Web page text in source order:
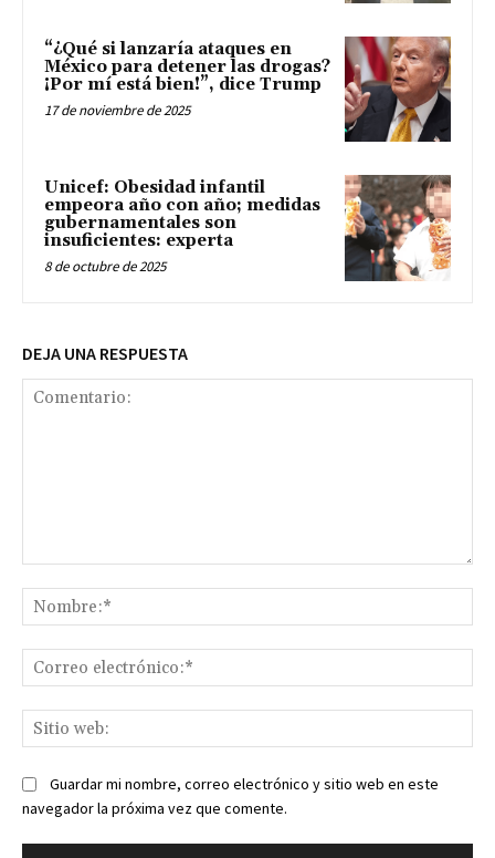
“¿Qué si lanzaría ataques en
México para detener las drogas?
¡Por mí está bien!”, dice Trump
17 de noviembre de 2025
Unicef: Obesidad infantil
empeora año con año; medidas
gubernamentales son
insuficientes: experta
8 de octubre de 2025
DEJA UNA RESPUESTA
Guardar mi nombre, correo electrónico y sitio web en este
navegador la próxima vez que comente.